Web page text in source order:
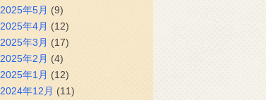
2025年5月 (9)
2025年4月 (12)
2025年3月 (17)
2025年2月 (4)
2025年1月 (12)
2024年12月 (11)